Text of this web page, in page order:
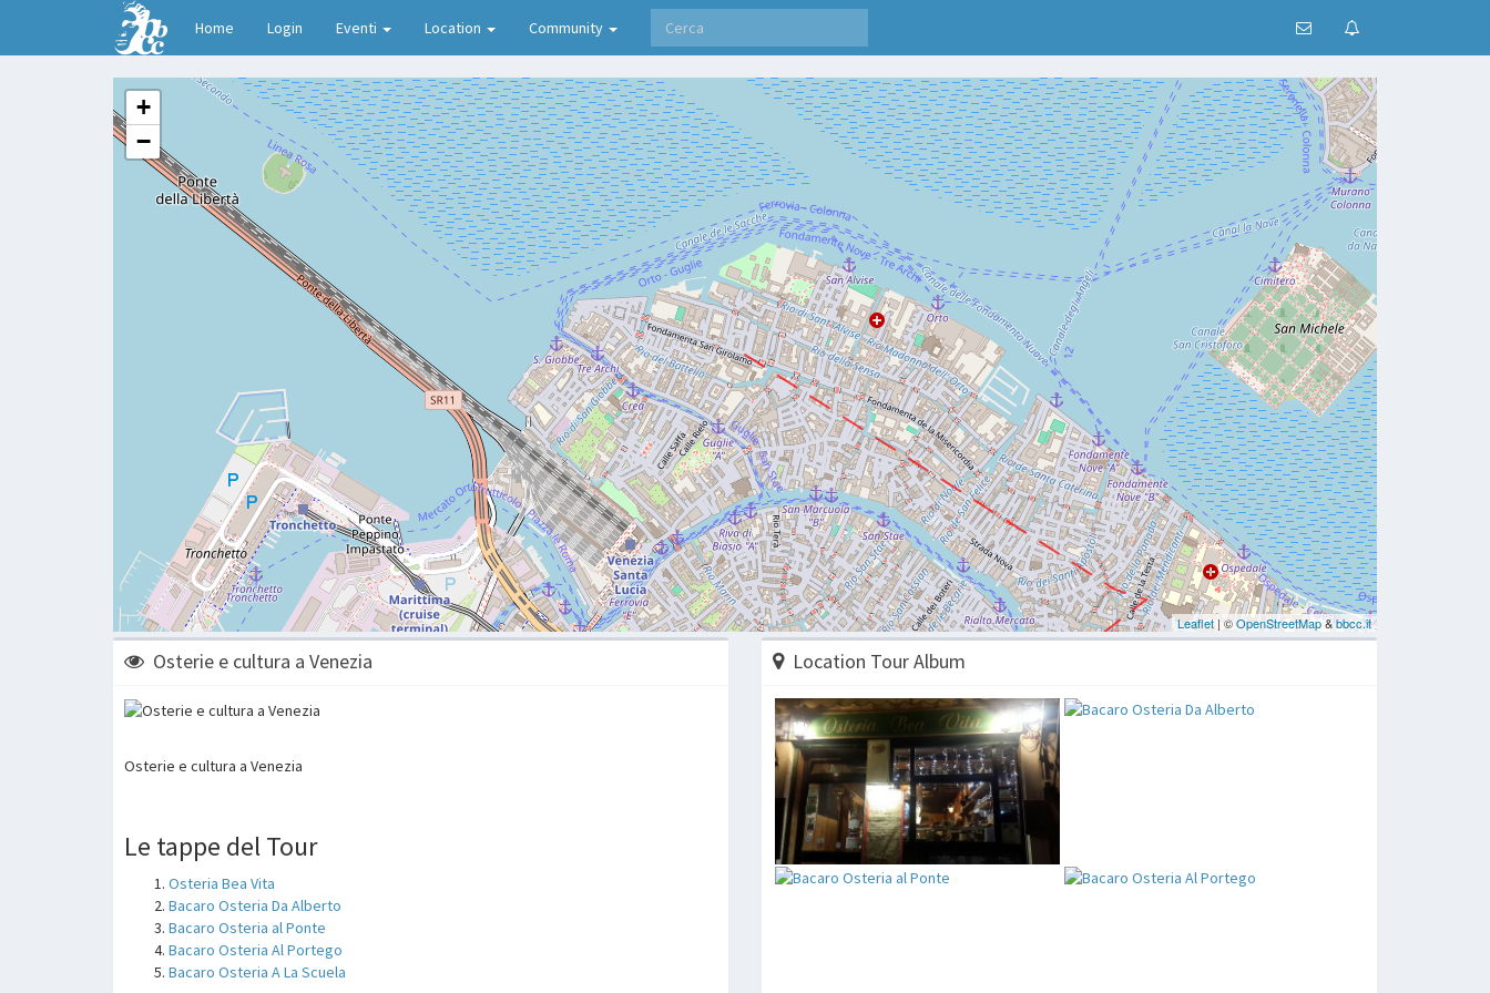
Home Login Eventi Location Community
Osterie e cultura a Venezia
Osterie e cultura a Venezia
Le tappe del Tour
Osteria Bea Vita
Bacaro Osteria Da Alberto
Bacaro Osteria al Ponte
Bacaro Osteria Al Portego
Bacaro Osteria A La Scuela
Location Tour Album